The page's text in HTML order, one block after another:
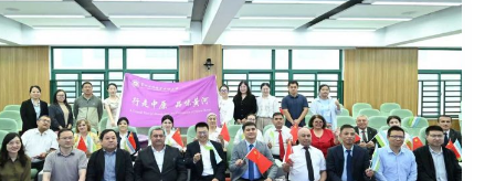
THE
OCCASION
OF
BUILDER’S
DAY